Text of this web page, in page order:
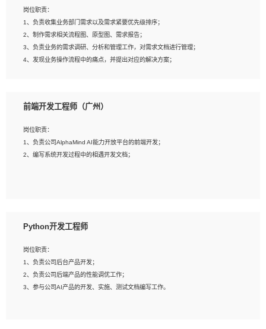
3、熟练使用脚本语言，shell/python任一种，熟练使用Ansible
4、熟悉linux常见服务、中间件的基本原理、部署以及故障处理，如：Mysql、
Apache、Nginx、Zabbix、Kafka等
5、熟悉主流虚拟化技术，如：VMware、KVM
6、具备网络方面的基础知识，熟悉常见的网络协议，如TCP/IP，转发原理，路由优
8、有良好的文档编写能力和沟通能力，有RHCE证书优先
岗位职责：
1、负责收集业务部门需求以及需求紧要优先级排序；
2、制作需求相关流程图、原型图、需求报告；
3、负责业务的需求调研、分析和管理工作，对需求文档进行管理；
4、发现业务操作流程中的痛点，并提出对应的解决方案；
岗位要求：
2、熟悉产品及需求规划工具，如:Axure、Xmind、MS Project等；
3、具备良好的交流协调能力，有较强的责任感、工作积极主动；
4、有较强的系统需求分析、文档编写能力、沟通能力；
前端开发工程师（广州）
岗位职责：
1、负责公司AlphaMind AI能力开放平台的前端开发；
2、编写系统开发过程中的相遇开发文档；
3、熟悉react/vue/angular任何一种前端框架，熟悉react优先；
5、善于沟通，具有团队意识；
Python开发工程师
岗位职责：
1、负责公司后台产品开发；
2、负责公司后端产品的性能调优工作；
3、参与公司AI产品的开发、实施、测试文档编写工作。